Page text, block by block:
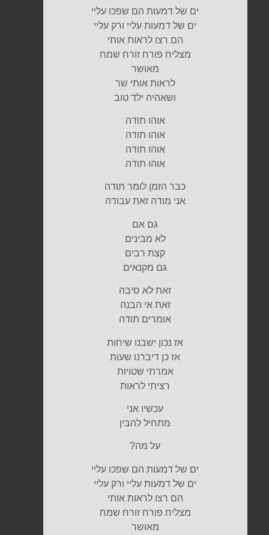
ים של דמעות הם שפכו עליי
ים של דמעות עליי ורק עליי
הם רצו לראות אותי
מצליח פורח זורח שמח
מאושר
לראות אותי שר
ושאהיה ילד טוב
אוהו תודה
אוהו תודה
אוהו תודה
אוהו תודה
כבר הזמן לומר תודה
אני מודה זאת עבודה
גם אם
לא מבינים
קצת רבים
גם מקנאים
זאת לא סיבה
זאת אי הבנה
אומרים תודה
אז נכון ישבנו שיחות
אז כן דיברנו שעות
אמרתי שטויות
רציתי לראות
עכשיו אני
מתחיל להבין
על מה?
ים של דמעות הם שפכו עליי
ים של דמעות עליי ורק עליי
הם רצו לראות אותי
מצליח פורח זורח שמח
מאושר